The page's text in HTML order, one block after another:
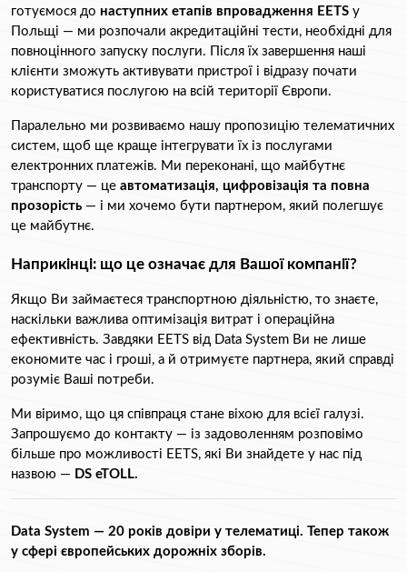
готуємося до наступних етапів впровадження EETS у
Польщі — ми розпочали акредитаційні тести, необхідні для
повноцінного запуску послуги. Після їх завершення наші
клієнти зможуть активувати пристрої і відразу почати
користуватися послугою на всій території Європи.
Паралельно ми розвиваємо нашу пропозицію телематичних
систем, щоб ще краще інтегрувати їх із послугами
електронних платежів. Ми переконані, що майбутнє
транспорту — це автоматизація, цифровізація та повна
прозорість — і ми хочемо бути партнером, який полегшує
це майбутнє.
Наприкінці: що це означає для Вашої компанії?
Якщо Ви займаєтеся транспортною діяльністю, то знаєте,
наскільки важлива оптимізація витрат і операційна
ефективність. Завдяки EETS від Data System Ви не лише
економите час і гроші, а й отримуєте партнера, який справді
розуміє Ваші потреби.
Ми віримо, що ця співпраця стане віхою для всієї галузі.
Запрошуємо до контакту — із задоволенням розповімо
більше про можливості EETS, які Ви знайдете у нас під
назвою — DS eTOLL.
Data System — 20 років довіри у телематиці. Тепер також
у сфері європейських дорожніх зборів.